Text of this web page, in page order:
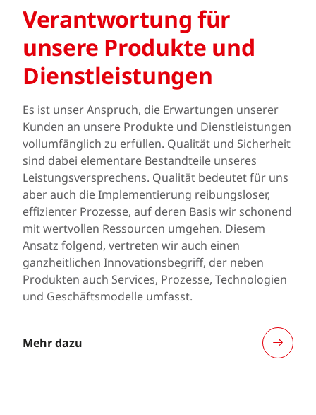
Verantwortung für
unsere Produkte und
Dienstleistungen
Es ist unser Anspruch, die Erwartungen unserer
Kunden an unsere Produkte und Dienstleistungen
vollumfänglich zu erfüllen. Qualität und Sicherheit
sind dabei elementare Bestandteile unseres
Leistungsversprechens. Qualität bedeutet für uns
aber auch die Implementierung reibungsloser,
effizienter Prozesse, auf deren Basis wir schonend
mit wertvollen Ressourcen umgehen. Diesem
Ansatz folgend, vertreten wir auch einen
ganzheitlichen Innovationsbegriff, der neben
Produkten auch Services, Prozesse, Technologien
und Geschäftsmodelle umfasst.
Mehr dazu